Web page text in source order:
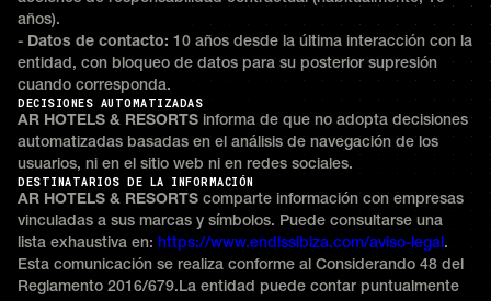
años).
- Datos de contacto: 10 años desde la última interacción con la
entidad, con bloqueo de datos para su posterior supresión
cuando corresponda.
DECISIONES AUTOMATIZADAS
AR HOTELS & RESORTS informa de que no adopta decisiones
automatizadas basadas en el análisis de navegación de los
usuarios, ni en el sitio web ni en redes sociales.
DESTINATARIOS DE LA INFORMACIÓN
AR HOTELS & RESORTS comparte información con empresas
vinculadas a sus marcas y símbolos. Puede consultarse una
lista exhaustiva en: https://www.endlssibiza.com/aviso-legal.
Esta comunicación se realiza conforme al Considerando 48 del
Reglamento 2016/679.La entidad puede contar puntualmente